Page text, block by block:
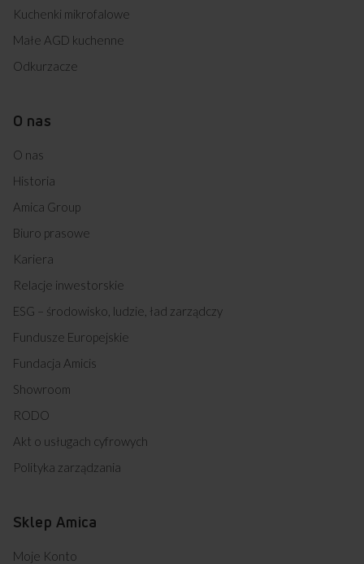
Kuchenki mikrofalowe
Małe AGD kuchenne
Odkurzacze
O nas
O nas
Historia
Amica Group
Biuro prasowe
Kariera
Relacje inwestorskie
ESG – środowisko, ludzie, ład zarządczy
Fundusze Europejskie
Fundacja Amicis
Showroom
RODO
Akt o usługach cyfrowych
Polityka zarządzania
Sklep Amica
Moje Konto